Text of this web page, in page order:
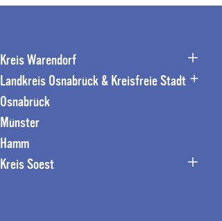
Kreis Warendorf
Landkreis Osnabrück & Kreisfreie Stadt
Osnabrück
Münster
Hamm
Kreis Soest